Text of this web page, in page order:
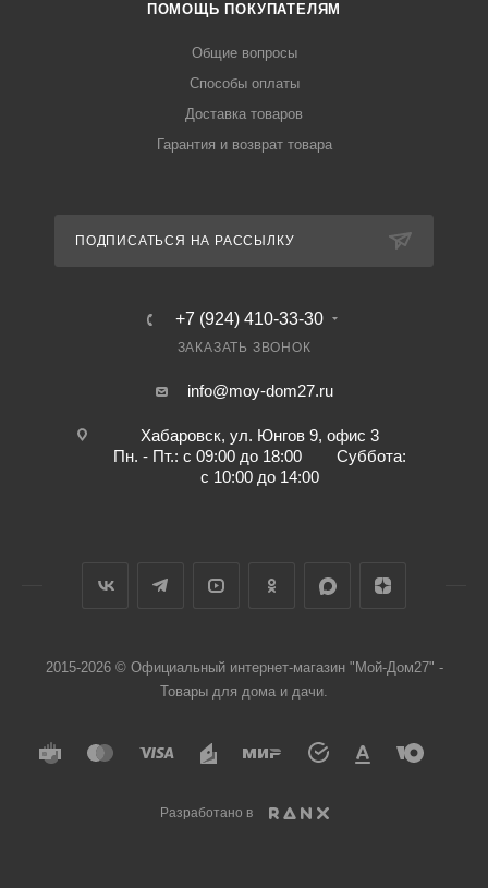
ПОМОЩЬ ПОКУПАТЕЛЯМ
Общие вопросы
Способы оплаты
Доставка товаров
Гарантия и возврат товара
ПОДПИСАТЬСЯ НА РАССЫЛКУ
+7 (924) 410-33-30
ЗАКАЗАТЬ ЗВОНОК
info@moy-dom27.ru
Хабаровск, ул. Юнгов 9, офис 3
Пн. - Пт.: с 09:00 до 18:00 Суббота:
с 10:00 до 14:00
2015-2026 © Официальный интернет-магазин "Мой-Дом27" -
Товары для дома и дачи.
Разработано в